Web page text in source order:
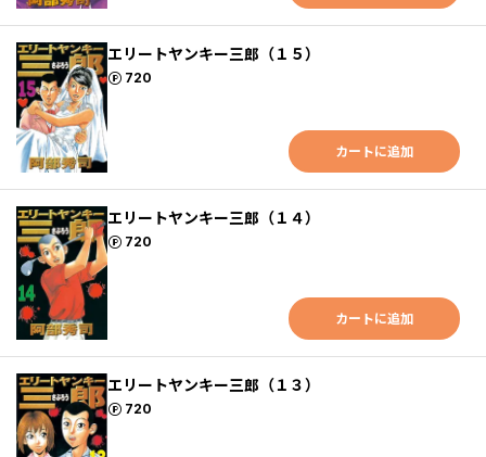
エリートヤンキー三郎（１５）
720
ポイント
カートに追加
エリートヤンキー三郎（１４）
720
ポイント
カートに追加
エリートヤンキー三郎（１３）
720
ポイント